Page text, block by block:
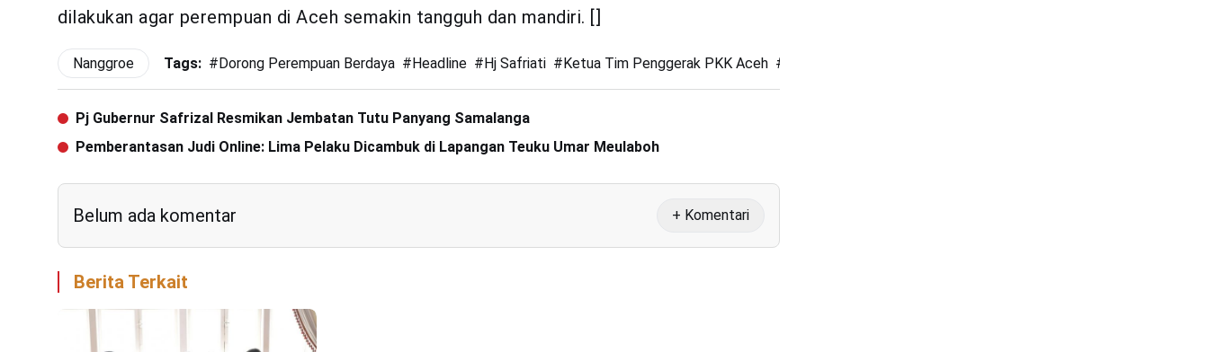
dilakukan agar perempuan di Aceh semakin tangguh dan mandiri. []
Nanggroe Tags: #Dorong Perempuan Berdaya #Headline #Hj Safriati #Ketua Tim Penggerak PKK Aceh #
Pj Gubernur Safrizal Resmikan Jembatan Tutu Panyang Samalanga
Pemberantasan Judi Online: Lima Pelaku Dicambuk di Lapangan Teuku Umar Meulaboh
Belum ada komentar + Komentari
Berita Terkait